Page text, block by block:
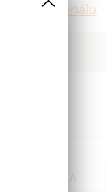
dle materiálu
od Z do A